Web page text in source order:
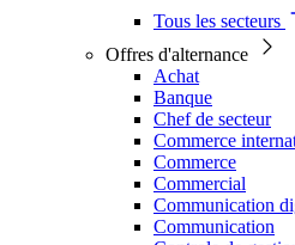
Tous les secteurs
Offres d'alternance
Achat
Banque
Chef de secteur
Commerce
Commerce
Commercial
Communication
Communication